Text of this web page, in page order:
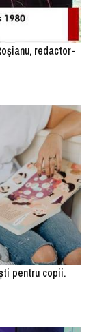
redactor-
pentru copii.